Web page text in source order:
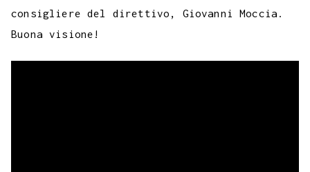
consigliere del direttivo, Giovanni Moccia.
Buona visione!